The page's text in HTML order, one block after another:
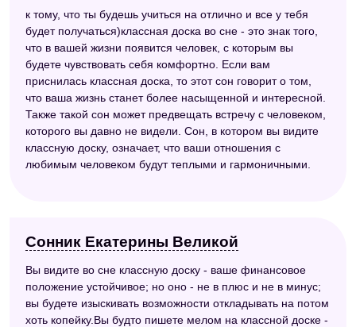
к тому, что ты будешь учиться на отлично и все у тебя
будет получаться)классная доска во сне - это знак того,
что в вашей жизни появится человек, с которым вы
будете чувствовать себя комфортно. Если вам
приснилась классная доска, то этот сон говорит о том,
что ваша жизнь станет более насыщенной и интересной.
Также такой сон может предвещать встречу с человеком,
которого вы давно не видели. Сон, в котором вы видите
классную доску, означает, что ваши отношения с
любимым человеком будут теплыми и гармоничными.
Сонник Екатерины Великой
Вы видите во сне классную доску - ваше финансовое
положение устойчивое; но оно - не в плюс и не в минус;
вы будете изыскивать возможности откладывать на потом
хоть копейку.Вы будто пишете мелом на классной доске -